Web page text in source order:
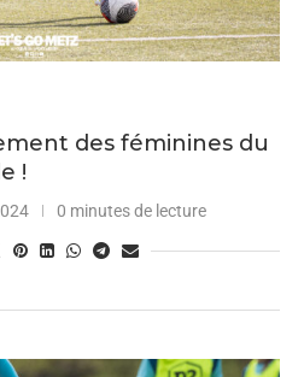
des féminines du
!
0 minutes de lecture